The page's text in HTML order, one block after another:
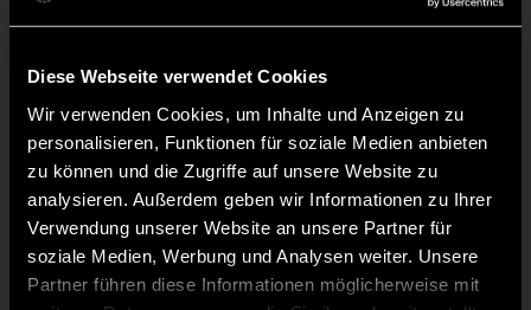
Diese Webseite verwendet Cookies
Wir verwenden Cookies, um Inhalte und Anzeigen zu
personalisieren, Funktionen für soziale Medien anbieten
zu können und die Zugriffe auf unsere Website zu
analysieren. Außerdem geben wir Informationen zu Ihrer
Verwendung unserer Website an unsere Partner für
soziale Medien, Werbung und Analysen weiter. Unsere
Partner führen diese Informationen möglicherweise mit
LeaD.
21' KURZE ECKE - VERGEBEN
20' KURZE ECKE